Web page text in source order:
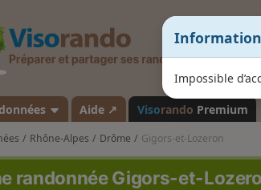
i
s
o
a
n
d
o
Aide ↗ Visorando Premium
Information
Impossible
Rhône-Alpes Drôme Gigors-et-Lozeron
randonnée Gigors-et-